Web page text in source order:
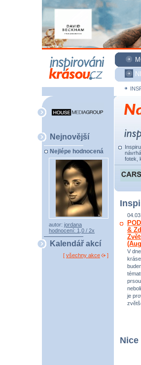
Nejnovější
Nejlépe hodnocená
autor: jordana
hodnocení: 1,0 / 2x
Kalendář akcí
[ všechny akce ]
fotek,
&
V
je
Nice